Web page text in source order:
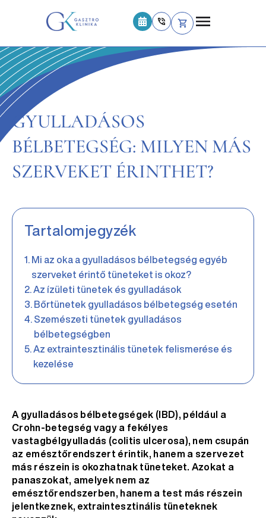
GYULLADÁSOS
BÉLBETEGSÉG: MILYEN MÁS
SZERVEKET ÉRINTHET?
Tartalomjegyzék
Mi az oka a gyulladásos bélbetegség egyéb
szerveket érintő tüneteket is okoz?
Az ízületi tünetek és gyulladások
Bőrtünetek gyulladásos bélbetegség esetén
Szemészeti tünetek gyulladásos
bélbetegségben
Az extraintesztinális tünetek felismerése és
kezelése
A gyulladásos bélbetegségek (IBD), például a
Crohn-betegség vagy a fekélyes
vastagbélgyulladás (colitis ulcerosa), nem csupán
az emésztőrendszert érintik, hanem a szervezet
más részein is okozhatnak tüneteket. Azokat a
panaszokat, amelyek nem az
emésztőrendszerben, hanem a test más részein
jelentkeznek, extraintesztinális tüneteknek